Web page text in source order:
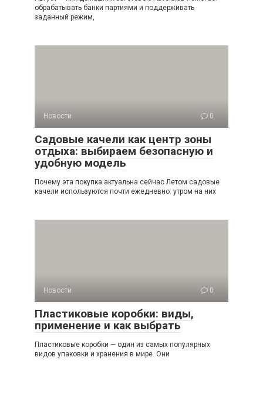
обрабатывать банки партиями и поддерживать
заданный режим,
Новости 0
Садовые качели как центр зоны
отдыха: выбираем безопасную и
удобную модель
Почему эта покупка актуальна сейчас Летом садовые
качели используются почти ежедневно: утром на них
Новости 0
Пластиковые коробки: виды,
применение и как выбрать
Пластиковые коробки — один из самых популярных
видов упаковки и хранения в мире. Они